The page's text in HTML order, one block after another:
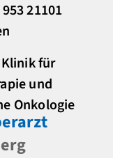
21101
für
und
Onkologie